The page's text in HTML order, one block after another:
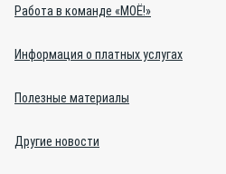
Работа в команде «МОЁ!»
Информация о платных услугах
Полезные материалы
Другие новости